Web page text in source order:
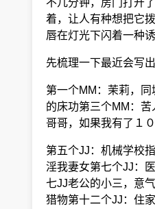
着，让人有种想把它
唇在灯光下闪着一种
先梳理一下最近会写
第一个MM：茉莉，
的床功第三个MM：
哥哥，如果我有了１
第五个JJ：机械学校
淫我妻女第七个JJ：
七JJ老公的小三，意
猎物第十二个JJ：住